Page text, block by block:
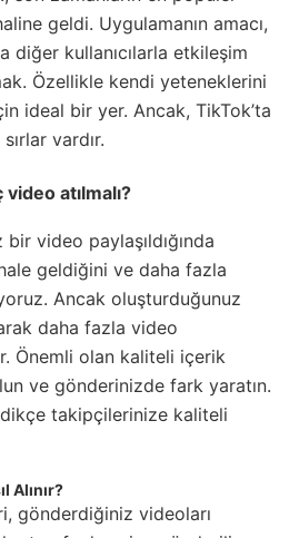
geldi. Uygulamanın amacı,
diğer kullanıcılarla etkileşim
Özellikle kendi yeteneklerini
ideal bir yer. Ancak, TikTok’ta
vardır.
atılmalı?
video paylaşıldığında
geldiğini ve daha fazla
Ancak oluşturduğunuz
daha fazla video
Önemli olan kaliteli içerik
ve gönderinizde fark yaratın.
takipçilerinize kaliteli
Alınır?
gönderdiğiniz videoları